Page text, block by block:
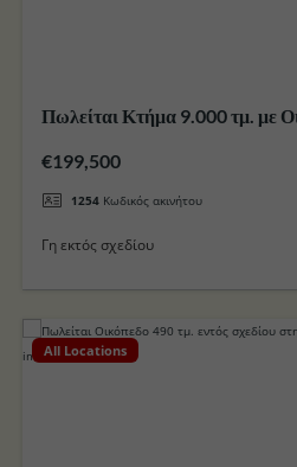
Πωλείται Κτήμα 9.000 τμ. με
€199,500
1254 Κωδικός ακινήτου
Γη εκτός σχεδίου
All Locations